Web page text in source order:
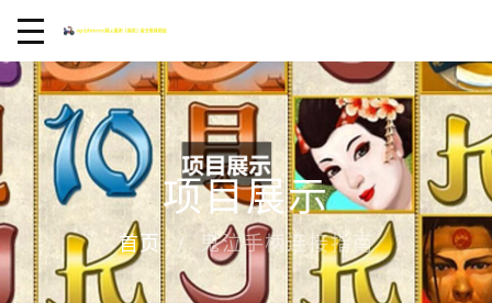
项目展示
首页 鬼泣手柄连接指南